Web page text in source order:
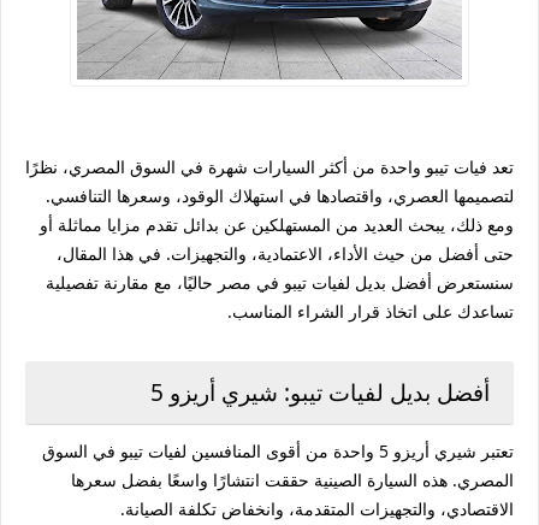
تعد فيات تيبو واحدة من أكثر السيارات شهرة في السوق المصري، نظرًا
لتصميمها العصري، واقتصادها في استهلاك الوقود، وسعرها التنافسي.
ومع ذلك، يبحث العديد من المستهلكين عن بدائل تقدم مزايا مماثلة أو
حتى أفضل من حيث الأداء، الاعتمادية، والتجهيزات. في هذا المقال،
سنستعرض أفضل بديل لفيات تيبو في مصر حاليًا، مع مقارنة تفصيلية
تساعدك على اتخاذ قرار الشراء المناسب.
أفضل بديل لفيات تيبو: شيري أريزو 5
تعتبر شيري أريزو 5 واحدة من أقوى المنافسين لفيات تيبو في السوق
المصري. هذه السيارة الصينية حققت انتشارًا واسعًا بفضل سعرها
الاقتصادي، والتجهيزات المتقدمة، وانخفاض تكلفة الصيانة.